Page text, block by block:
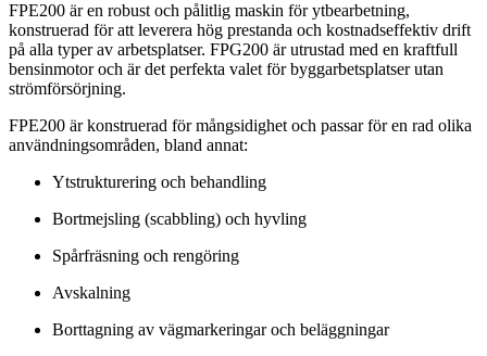
FPE200 är en robust och pålitlig maskin för ytbearbetning,
konstruerad för att leverera hög prestanda och kostnadseffektiv drift
på alla typer av arbetsplatser. FPG200 är utrustad med en kraftfull
bensinmotor och är det perfekta valet för byggarbetsplatser utan
strömförsörjning.
FPE200 är konstruerad för mångsidighet och passar för en rad olika
användningsområden, bland annat:
Ytstrukturering och behandling
Bortmejsling (scabbling) och hyvling
Spårfräsning och rengöring
Avskalning
Borttagning av vägmarkeringar och beläggningar